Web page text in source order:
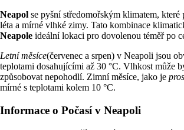
Neapol se pyšní středomořským klimatem, které
léta a mírné vlhké zimy. Tato kombinace
Neapole ideální lokaci pro dovolenou téměř po
Letní měsíce(červenec a srpen) v Neapoli jsou
teplotami dosahujícími až 30 °C. Vlhkost může
způsobovat nepohodlí. Zimní měsíce, jako je
mírné s teplotami kolem 10 °C.
Informace o Počasí v Neapoli